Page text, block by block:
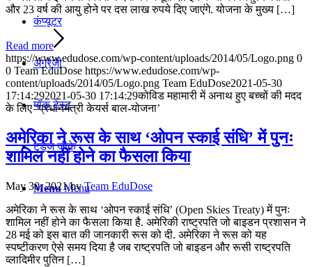
कंप्यूटर
अंग्रेजी
मॉक टेस्ट
टुडेज जीके
Menu Menu
और 23 वर्ष की आयु होने पर दस लाख रुपये दिए जाएंगे. योजना के मुख्य […]
Read more
https://www.edudose.com/wp-content/uploads/2014/05/Logo.png 0
0 Team EduDose https://www.edudose.com/wp-
content/uploads/2014/05/Logo.png Team EduDose2021-05-30
17:14:292021-05-30 17:14:29कोविड महामारी में अनाथ हुए बच्चों की मदद
के लिए ‘प्रधानमंत्री केयर्स बाल-योजना’
अमेरिका ने रूस के साथ ‘ओपन स्काई संधि’ में पुनः
शामिल नहीं होने का फैसला किया
May 30, 2021/byTeam EduDose
अमेरिका ने रूस के साथ ‘ओपन स्काई संधि’ (Open Skies Treaty) में पुनः
शामिल नहीं होने का फैसला किया है. अमेरिकी राष्ट्रपति जो बाइडन प्रशासन ने
28 मई को इस बात की जानकारी रूस को दी. अमेरिका ने रूस को यह
स्पष्टीकरण ऐसे समय दिया है जब राष्ट्रपति जो बाइडन और रूसी राष्ट्रपति
व्लादिमीर पुतिन […]